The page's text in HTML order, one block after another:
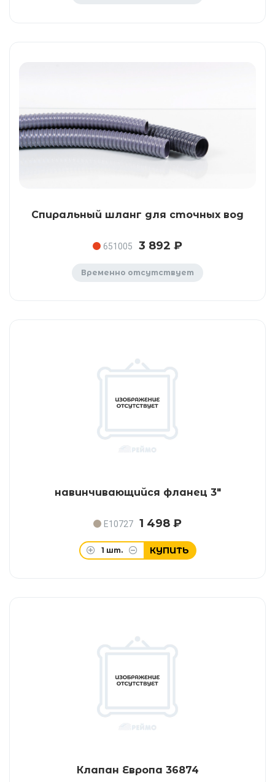
Спиральный шланг для сточных вод
651005 3 892 ₽
Временно отсутствует
навинчивающийся фланец 3"
E10727 1 498 ₽
1 шт. КУПИТЬ
Клапан Европа 36874